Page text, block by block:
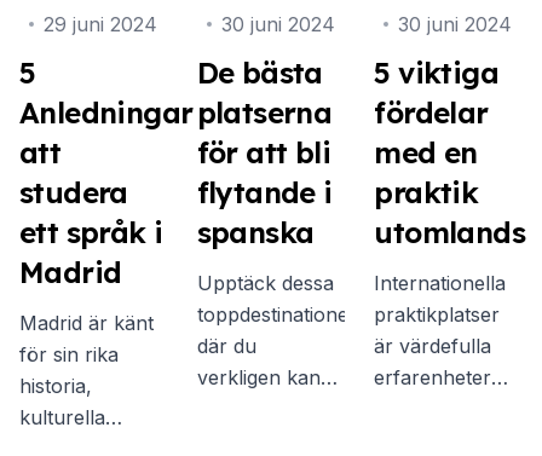
29 juni 2024
5
Anledningar
att
studera
ett språk i
Madrid
Madrid är känt
för sin rika
historia,
kulturella
30 juni 2024
De bästa
platserna
för att bli
flytande i
spanska
Upptäck dessa
toppdestinationer
där du
verkligen kan
30 juni 2024
5 viktiga
fördelar
med en
praktik
utomlands
Internationella
praktikplatser
är värdefulla
erfarenheter